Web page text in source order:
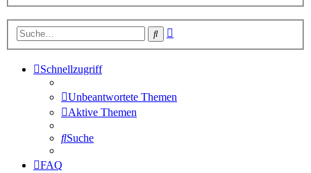
Suche
Schnellzugriff
Unbeantwortete Themen
Aktive Themen
Suche
FAQ